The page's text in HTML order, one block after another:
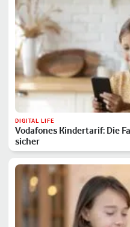
DIGITAL LIFE
Vodafones Kindertarif: Die
sicher